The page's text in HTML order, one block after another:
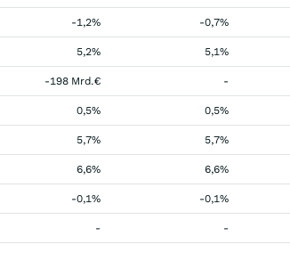
-1,2% -0,7%
5,2% 5,1%
-198 Mrd.€ -
0,5% 0,5%
5,7% 5,7%
6,6% 6,6%
-0,1% -0,1%
- -